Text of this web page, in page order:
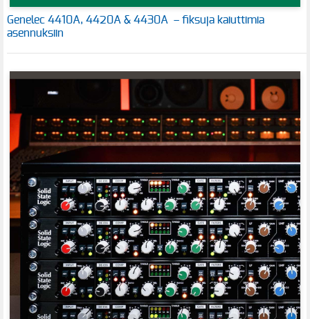
Genelec 4410A, 4420A & 4430A – fiksuja kaiuttimia
asennuksiin